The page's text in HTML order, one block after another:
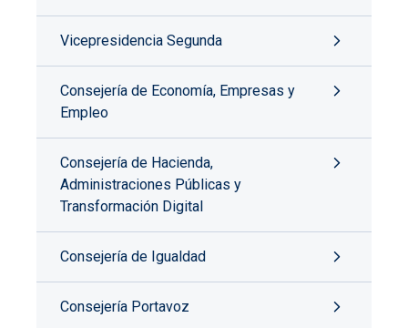
Vicepresidencia Segunda
Consejería de Economía, Empresas y
Empleo
Consejería de Hacienda,
Administraciones Públicas y
Transformación Digital
Consejería de Igualdad
Consejería Portavoz